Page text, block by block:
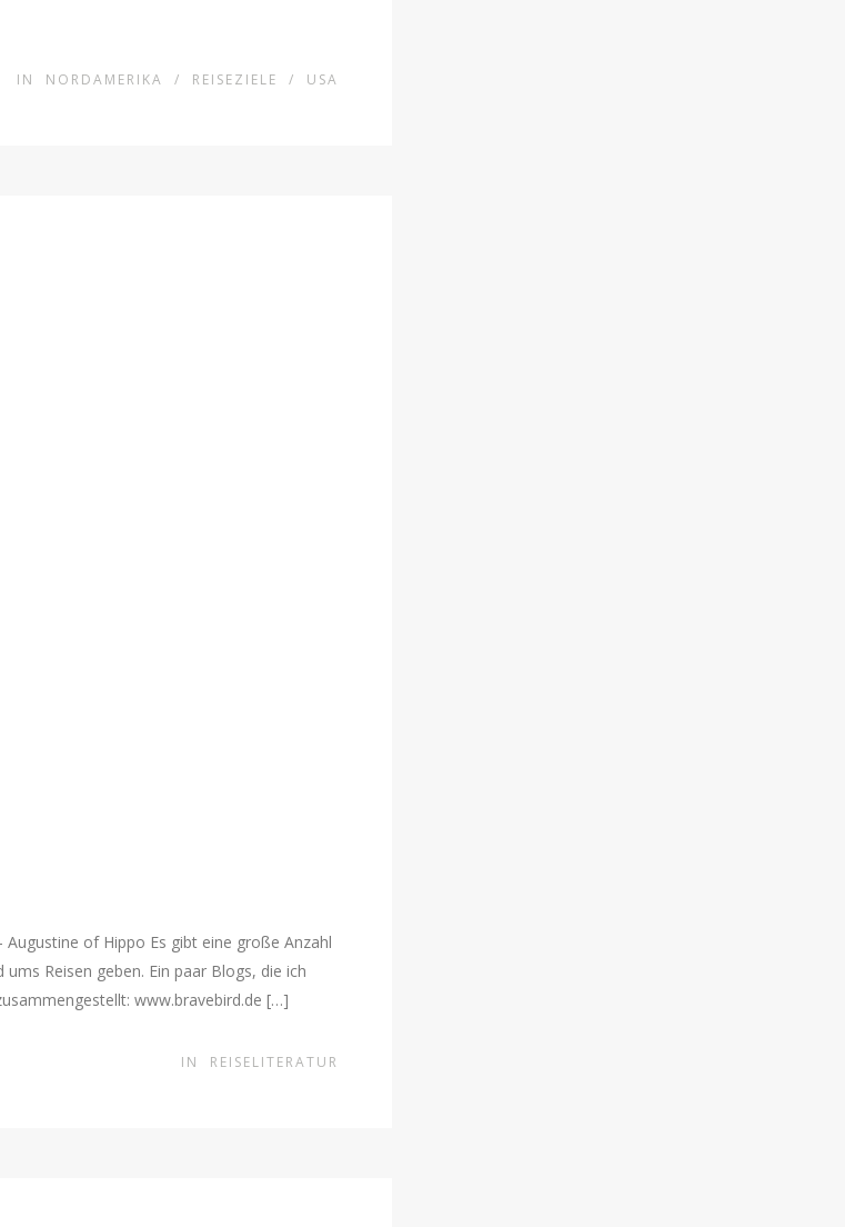
IN NORDAMERIKA / REISEZIELE / USA
of Hippo Es gibt eine große Anzahl
Reisen geben. Ein paar Blogs, die ich
www.bravebird.de […]
IN REISELITERATUR